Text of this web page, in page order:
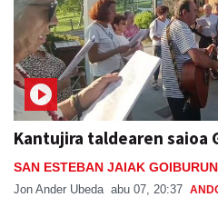
Kantujira taldearen saioa
SAN ESTEBAN JAIAK
Jon Ander Ubeda abu 07, 20:37